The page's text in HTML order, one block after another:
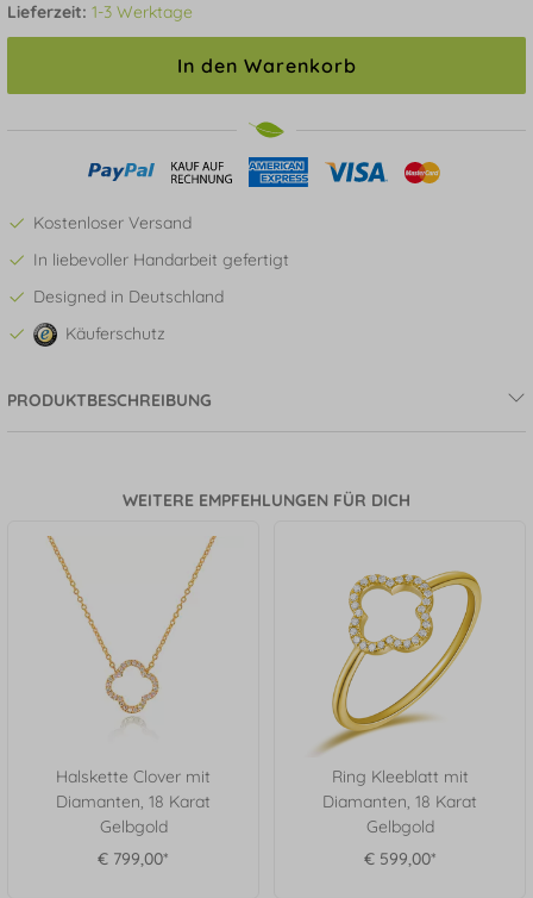
Lieferzeit: 1-3 Werktage
In den Warenkorb
Kostenloser Versand
In liebevoller Handarbeit gefertigt
Designed in Deutschland
Käuferschutz
PRODUKTBESCHREIBUNG
WEITERE EMPFEHLUNGEN FÜR DICH
Halskette Clover mit
Diamanten, 18 Karat
Gelbgold
€ 799,00*
Ring Kleeblatt mit
Diamanten, 18 Karat
Gelbgold
€ 599,00*